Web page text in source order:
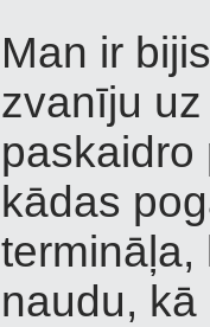
Man ir
zvanīju
paskaidro
kādas
termināļa,
naudu,